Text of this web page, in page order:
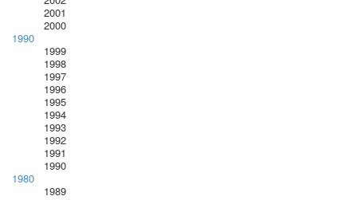
2001
2000
1990
1999
1998
1997
1996
1995
1994
1993
1992
1991
1990
1980
1989